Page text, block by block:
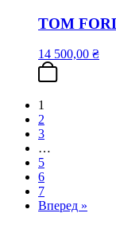
TOM
14 500,00 ₴
1
2
3
…
5
6
7
Вперед »